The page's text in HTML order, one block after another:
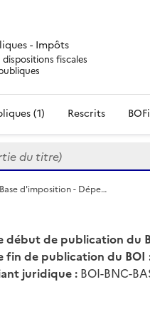
- Impôts
fiscales
(1) Rescrits
du titre)
d'imposition - Dépe…
début de publication du
fin de publication du BOI
juridique : BOI-BNC-